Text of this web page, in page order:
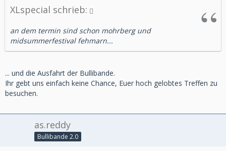
XLspecial schrieb:
an dem termin sind schon mohrberg und
midsummerfestival fehmarn...
... und die Ausfahrt der Bullibande.
Ihr gebt uns einfach keine Chance, Euer hoch gelobtes Treffen zu
besuchen.
as.reddy
Bullibande 2.0